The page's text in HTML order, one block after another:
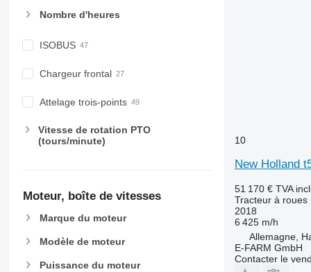
7730
7930
8270 R
8285 R
8310
8360 RT
8370 R
8420
9620
Nombre d'heures
ISOBUS
Chargeur frontal
Attelage trois-points
Vitesse de rotation PTO
(tours/minute)
Moteur, boîte de vitesses
Marque du moteur
Modèle de moteur
Puissance du moteur
10
New Holland
51 170 € TVA
Tracteur à roues
2018
6 425 m/h
Allemagne,
E-FARM GmbH
Contacter le